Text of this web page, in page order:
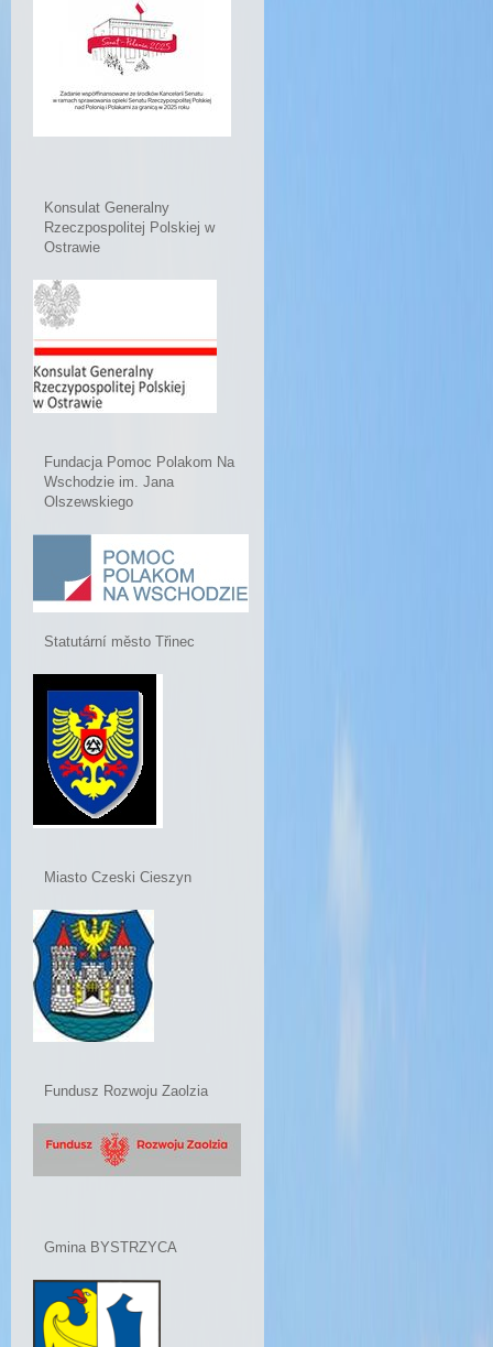
Konsulat Generalny
Rzeczpospolitej Polskiej w
Ostrawie
Fundacja Pomoc Polakom Na
Wschodzie im. Jana
Olszewskiego
Statutární město Třinec
Miasto Czeski Cieszyn
Fundusz Rozwoju Zaolzia
Gmina BYSTRZYCA